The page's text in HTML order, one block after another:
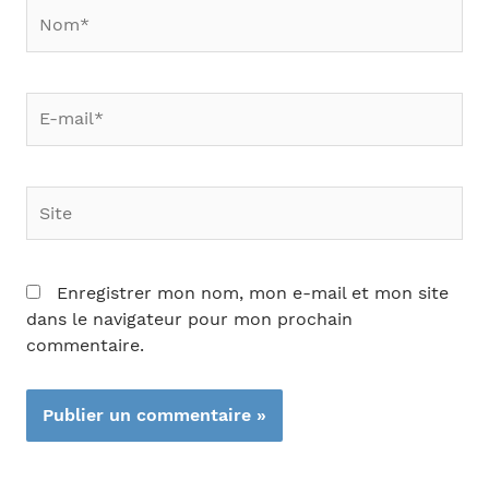
mail*
Enregistrer mon nom, mon e-mail et mon site
dans le navigateur pour mon prochain
commentaire.